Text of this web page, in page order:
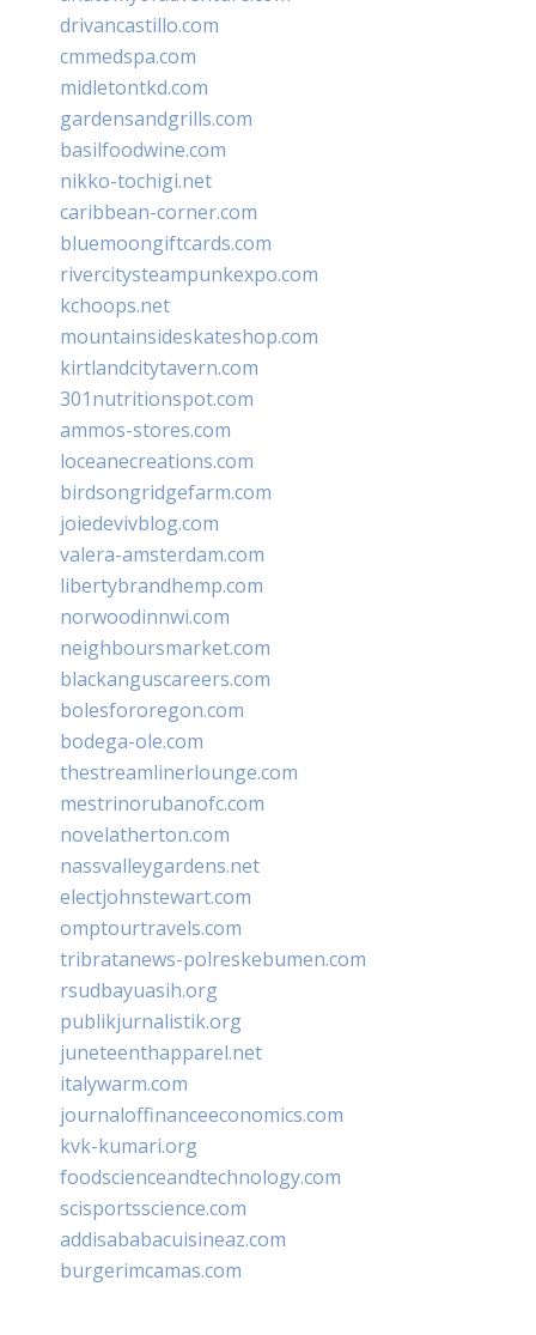
drivancastillo.com
cmmedspa.com
midletontkd.com
gardensandgrills.com
basilfoodwine.com
nikko-tochigi.net
caribbean-corner.com
bluemoongiftcards.com
rivercitysteampunkexpo.com
kchoops.net
mountainsideskateshop.com
kirtlandcitytavern.com
301nutritionspot.com
ammos-stores.com
loceanecreations.com
birdsongridgefarm.com
joiedevivblog.com
valera-amsterdam.com
libertybrandhemp.com
norwoodinnwi.com
neighboursmarket.com
blackanguscareers.com
bolesfororegon.com
bodega-ole.com
thestreamlinerlounge.com
mestrinorubanofc.com
novelatherton.com
nassvalleygardens.net
electjohnstewart.com
omptourtravels.com
tribratanews-polreskebumen.com
rsudbayuasih.org
publikjurnalistik.org
juneteenthapparel.net
italywarm.com
journaloffinanceeconomics.com
kvk-kumari.org
foodscienceandtechnology.com
scisportsscience.com
addisababacuisineaz.com
burgerimcamas.com